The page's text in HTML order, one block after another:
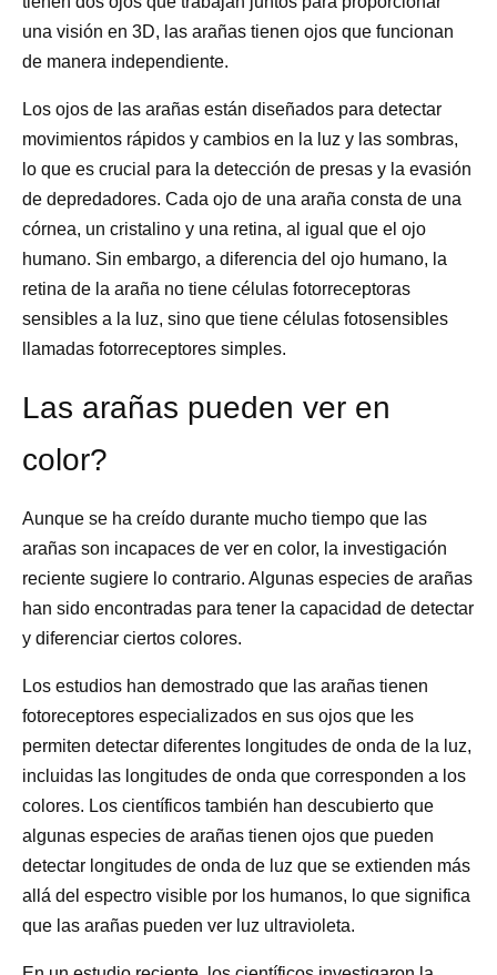
una visión en 3D, las arañas tienen ojos que funcionan
de manera independiente.
Los ojos de las arañas están diseñados para detectar
movimientos rápidos y cambios en la luz y las sombras,
lo que es crucial para la detección de presas y la evasión
de depredadores. Cada ojo de una araña consta de una
córnea, un cristalino y una retina, al igual que el ojo
humano. Sin embargo, a diferencia del ojo humano, la
retina de la araña no tiene células fotorreceptoras
sensibles a la luz, sino que tiene células fotosensibles
llamadas fotorreceptores simples.
Las arañas pueden ver en
color?
Aunque se ha creído durante mucho tiempo que las
arañas son incapaces de ver en color, la investigación
reciente sugiere lo contrario. Algunas especies de arañas
han sido encontradas para tener la capacidad de detectar
y diferenciar ciertos colores.
Los estudios han demostrado que las arañas tienen
fotoreceptores especializados en sus ojos que les
permiten detectar diferentes longitudes de onda de la luz,
incluidas las longitudes de onda que corresponden a los
colores. Los científicos también han descubierto que
algunas especies de arañas tienen ojos que pueden
detectar longitudes de onda de luz que se extienden más
allá del espectro visible por los humanos, lo que significa
que las arañas pueden ver luz ultravioleta.